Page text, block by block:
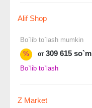
Alif Shop
Bo`lib to`lash mumkin
%
от 309 615 so`m
Bo`lib to`lash
Z Market